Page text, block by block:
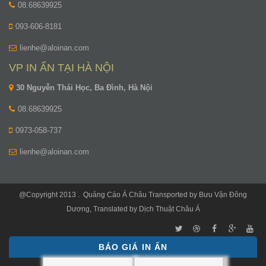
08.68639925
093-606-8181
lienhe@aloinan.com
VP IN ẤN TẠI HÀ NỘI
30 Nguyễn Thái Học, Ba Đình, Hà Nội
08.68639925
0973-058-737
lienhe@aloinan.com
@Copyright 2013 . Quảng Cáo Á Châu Transported by Bưu Vận Đông
Dương, Translated by Dịch Thuật Châu Á
BÁO GIÁ IN ẤN